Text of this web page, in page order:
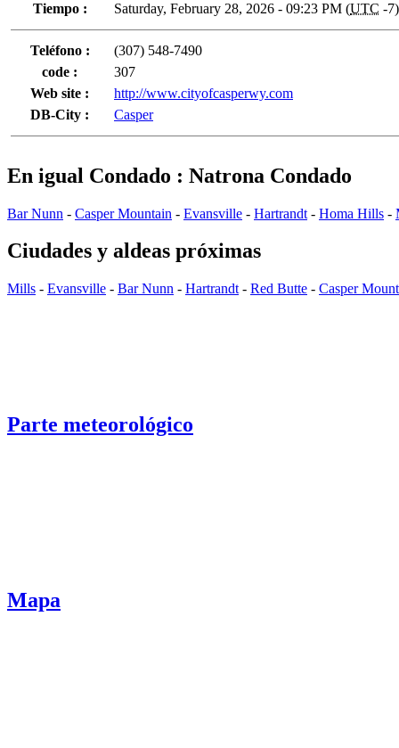
Tiempo :
Saturday, February 28, 2026 - 09:23 PM (UTC -7)
Teléfono :
(307) 548-7490
code :
307
Web site :
http://www.cityofcasperwy.com
DB-City :
Casper
En igual Condado : Natrona Condado
Bar Nunn - Casper Mountain - Evansville - Hartrandt - Homa Hills -
Ciudades y aldeas próximas
Mills - Evansville - Bar Nunn - Hartrandt - Red Butte - Casper
Parte meteorológico
Mapa